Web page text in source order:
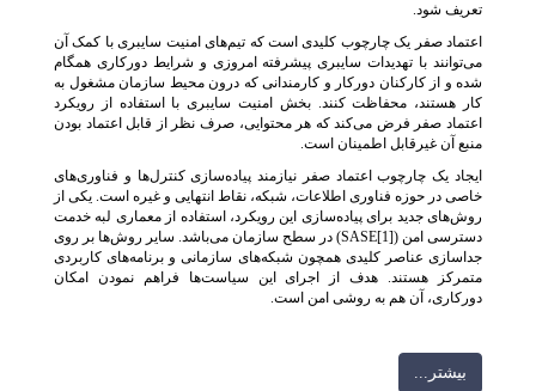
تعریف شود.
اعتماد صفر یک چارچوب کلیدی است که تیم‌های امنیت سایبری با کمک آن
می‌توانند با تهدیدات سایبری پیشرفته امروزی و شرایط دورکاری همگام
شده و از کارکنان دورکار و کارمندانی که درون محیط سازمان مشغول به
کار هستند، محفاظت کنند. بخش امنیت سایبری با استفاده از رویکرد
اعتماد صفر فرض می‌کند که هر محتوایی، صرف نظر از قابل اعتماد بودن
منبع آن غیرقابل اطمینان است.
ایجاد یک چارچوب اعتماد صفر نیازمند پیاده‌سازی کنترل‌ها و فناوری‌های
خاصی در حوزه فناوری اطلاعات، شبکه‌، نقاط انتهایی و غیره است. یکی از
روش‌های جدید برای پیاده‌سازی این رویکرد، استفاده از معماری لبه خدمت
دسترسی امن (SASE[1]
) در سطح سازمان می‌باشد. سایر روش‌ها بر روی
جداسازی عناصر کلیدی همچون شبکه‌های سازمانی و برنامه‌های کاربردی
متمرکز هستند. هدف از اجرای این سیاست‌ها فراهم نمودن امکان
دورکاری، آن هم به روشی امن است.
بيشتر...